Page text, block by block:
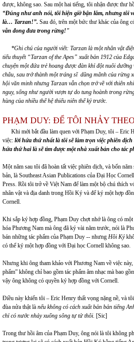
được, không sao. Sau một hai tiếng, tôi nhận được thư
“Đúng như anh nói, tôi hiện giờ bận lắm, nhưng tôi
là… Tarzan!”. Sau đó, trên một bức thư khác của ông
vẫn đong đưa trong rừng!"
*Ghi chú của người viết: Tarzan là một nhân vật
tiểu thuyết “Tarzan of the Apes” xuất bản 1912 của
chuyện một đứa trẻ hoang được đàn khỉ đột nuôi
châu, sau trở thành một tráng sĩ dũng mãnh của rừng
hội văn minh nhưng Tarzan vẫn chọn trở về với thiên
nguy, sống như người vượn tự do tung hoành trong
hùng của nhiều thế hệ thiếu niên thế kỷ trước.
PHẠM DUY: ĐỂ TÔI NHẢY
Khi mới bắt đầu làm quen với Phạm Duy, tôi – Eric
việc: lời hứa thứ nhất là tôi sẽ làm trọn việc phiên
hứa thứ hai là sẽ tìm được một nhà xuất bản cho tác
Một năm sau tôi đã hoàn tất việc phiên dịch, và bốn
bản, là Southeast Asian Publications của Đại Học
Press. Rồi tôi trở về Việt Nam để làm một bộ chú thích
nhân vật và địa danh trong Hồi Ký và để ký một hợp
Cornell.
Khi sắp ký hợp đồng, Phạm Duy chợt nhớ là ông có
hóa Phương Nam mà ông đã ký vài năm trước, nói là
bán những tác phẩm của Phạm Duy -- nhưng Hồi Ký
có thể ký một hợp đồng với Đại học Cornell không sao.
Nhưng khi ông tham khảo với Phương Nam về việc
phẩm” không chỉ bao gồm tác phẩm âm nhạc mà bao
vậy ông không có quyền ký hợp đồng với Cornell.
Điều này khiến tôi – Eric Henry thất vọng nặng nề, và
đùa nửa thật là nếu không có cách xuất bản bản tiếng
chỉ có nước nhảy xuống sông tự tửthôi. [Sic]
Trong thư hồi âm của Phạm Duy, ông nói là tôi không